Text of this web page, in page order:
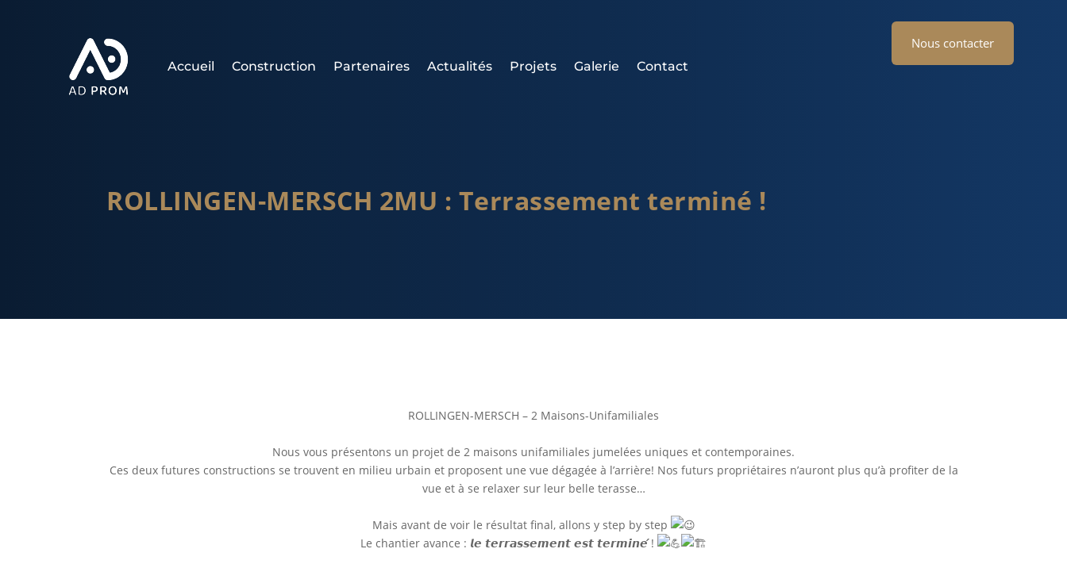
Accueil Construction Partenaires Actualités Projets Galerie Contact
Nous contacter
ROLLINGEN-MERSCH 2MU : Terrassement terminé !
ROLLINGEN-MERSCH – 2 Maisons-Unifamiliales
Nous vous présentons un projet de 2 maisons unifamiliales jumelées uniques et contemporaines.
Ces deux futures constructions se trouvent en milieu urbain et proposent une vue dégagée à l’arrière! Nos futurs propriétaires n’auront plus qu’à profiter de la
vue et à se relaxer sur leur belle terasse…
Mais avant de voir le résultat final, allons y step by step
Le chantier avance : 𝙡𝙚 𝙩𝙚𝙧𝙧𝙖𝙨𝙨𝙚𝙢𝙚𝙣𝙩 𝙚𝙨𝙩 𝙩𝙚𝙧𝙢𝙞𝙣𝙚́ !